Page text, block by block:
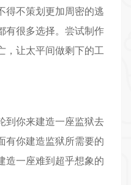
得不策划更加周密的逃
有很多选择。尝试制作
，让太平间做剩下的工
到你来建造一座监狱去
有你建造监狱所需要的
造一座难到超乎想象的